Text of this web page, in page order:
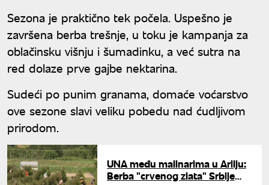
Sezona je praktično tek počela. Uspešno je
završena berba trešnje, u toku je kampanja za
oblačinsku višnju i šumadinku, a već sutra na
red dolaze prve gajbe nektarina.
Sudeći po punim granama, domaće voćarstvo
ove sezone slavi veliku pobedu nad ćudljivom
prirodom.
UNA među malinarima u Arilju:
Berba "crvenog zlata" Srbije